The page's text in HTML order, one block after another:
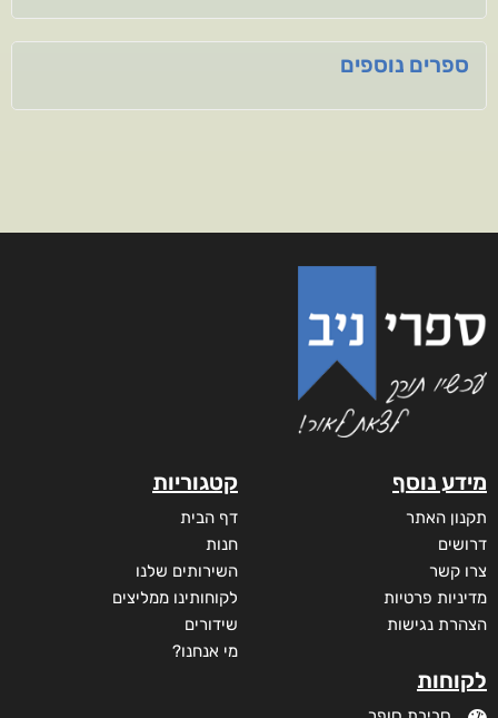
ספרים נוספים
מידע נוסף
תקנון האתר
דרושים
צרו קשר
מדיניות פרטיות
הצהרת נגישות
לקוחות
קטגוריות
דף הבית
חנות
השירותים שלנו
לקוחותינו ממליצים
שידורים
מי אנחנו?